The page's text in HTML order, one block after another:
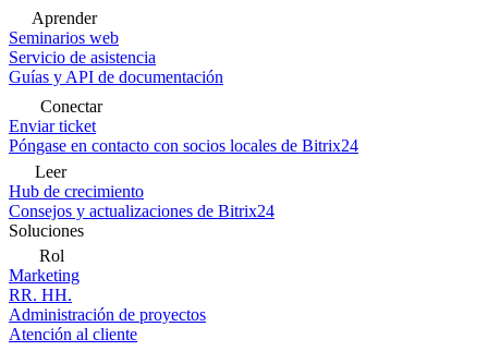
Aprender
Seminarios web
Servicio de asistencia
Guías y API de documentación
Conectar
Enviar ticket
Póngase en contacto con socios locales de Bitrix24
Leer
Hub de crecimiento
Consejos y actualizaciones de Bitrix24
Soluciones
Rol
Marketing
RR. HH.
Administración de proyectos
Atención al cliente